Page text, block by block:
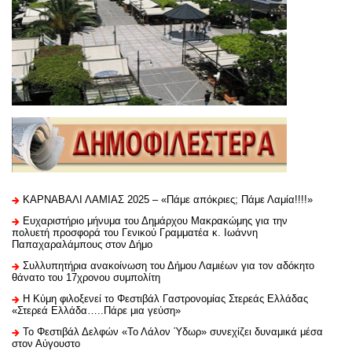
ΚΑΡΝΑΒΑΛΙ ΛΑΜΙΑΣ 2025 – «Πάμε απόκριες; Πάμε Λαμία!!!!»
Ευχαριστήριo μήνυμα του Δημάρχου Μακρακώμης για την
πολυετή προσφορά του Γενικού Γραμματέα κ. Ιωάννη
Παπαχαραλάμπους στον Δήμο
Συλλυπητήρια ανακοίνωση του Δήμου Λαμιέων για τον αδόκητο
θάνατο του 17χρονου συμπολίτη
Η Κύμη φιλοξενεί το Φεστιβάλ Γαστρονομίας Στερεάς Ελλάδας
«Στερεά Ελλάδα…..Πάρε μια γεύση»
Το Φεστιβάλ Δελφών «Το Λάλον Ύδωρ» συνεχίζει δυναμικά μέσα
στον Αύγουστο